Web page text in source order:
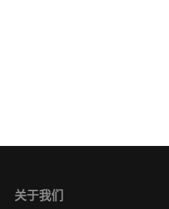
关于我们